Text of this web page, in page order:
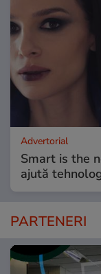
Advertorial
Smart is the
ajută
PARTENERI